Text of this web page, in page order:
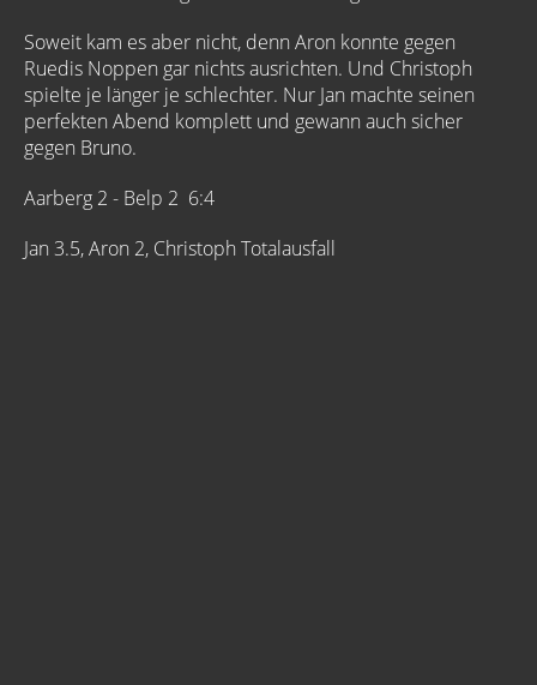
Soweit kam es aber nicht, denn Aron konnte gegen
Ruedis Noppen gar nichts ausrichten. Und Christoph
spielte je länger je schlechter. Nur Jan machte seinen
perfekten Abend komplett und gewann auch sicher
gegen Bruno.
Aarberg 2 - Belp 2 6:4
Jan 3.5, Aron 2, Christoph Totalausfall